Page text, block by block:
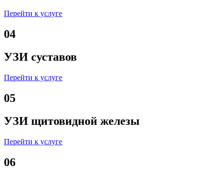
Перейти к услуге
04
УЗИ суставов
Перейти к услуге
05
УЗИ щитовидной железы
Перейти к услуге
06